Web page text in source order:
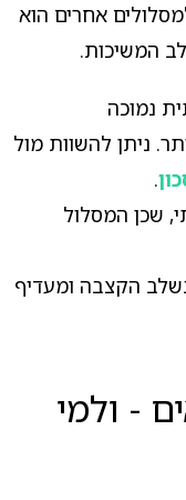
אחרים הוא
המשיכות.
נמוכה
ניתן להשוות מול
.
שכן המסלול
הקצבה ומעדיף
- ולמי